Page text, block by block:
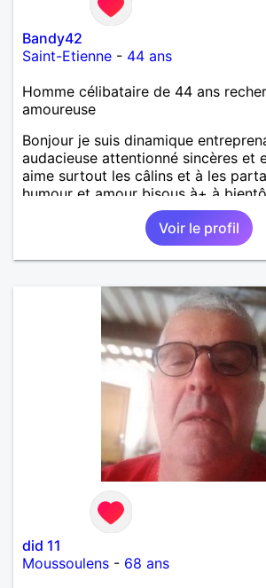
Bandy42
Saint-Etienne - 44 ans
Homme célibataire de 44 ans
amoureuse
Bonjour je suis dinamique
audacieuse attentionné sincères et
aime surtout les câlins et à les
humour et amour bisous à+ à
Voir le profil
did 11
Moussoulens - 68 ans